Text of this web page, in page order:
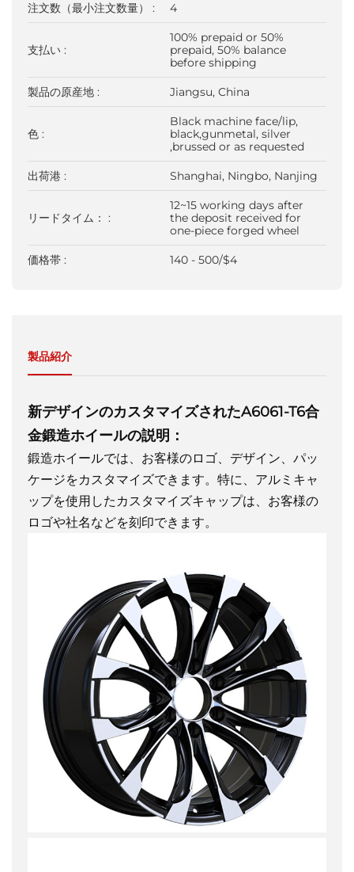
注文数（最小注文数量） : 4
支払い :
100% prepaid or 50%
prepaid, 50% balance
before shipping
製品の原産地 : Jiangsu, China
色 :
Black machine face/lip,
black,gunmetal, silver
,brussed or as requested
出荷港 : Shanghai, Ningbo, Nanjing
リードタイム： :
12~15 working days after
the deposit received for
one-piece forged wheel
価格帯 : 140 - 500/$4
製品紹介
新デザインのカスタマイズされたA6061-T6合
金鍛造ホイールの説明：
鍛造ホイールでは、お客様のロゴ、デザイン、パッ
ケージをカスタマイズできます。特に、アルミキャ
ップを使用したカスタマイズキャップは、お客様の
ロゴや社名などを刻印できます。